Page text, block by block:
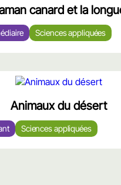
canard et la
Sciences appliquées
محتوى
Animaux du désert
Sciences appliquées